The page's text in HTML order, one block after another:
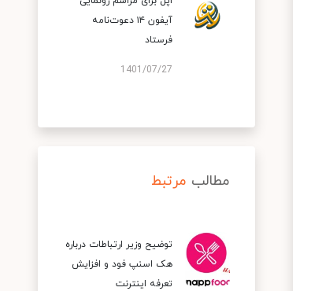
آیفون ۱۴ دعوت‌نامه
فرستاد
1401/07/27
مطالب مرتبط
توضیح وزیر ارتباطات درباره
هک اسنپ‌ فود و افزایش
تعرفه اینترنت